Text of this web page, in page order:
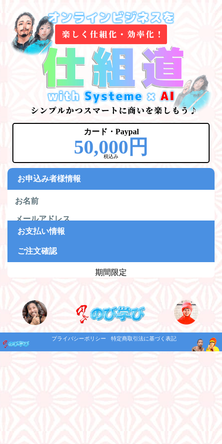
カード・Paypal
50,000円
税込み
お申込み者様情報
お名前
メールアドレス
お支払い情報
ご注文確認
期間限定
プライバシーポリシー 特定商取引法に基づく表記